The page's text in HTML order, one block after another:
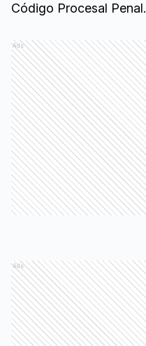
Código Procesal Penal.
Ads
Ads